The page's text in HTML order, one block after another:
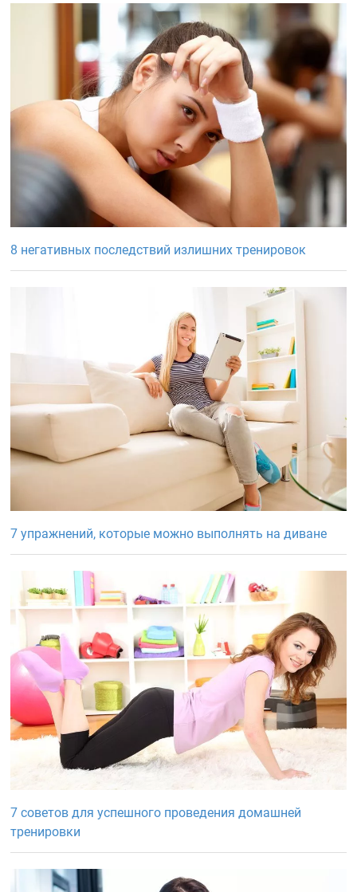
8 негативных последствий излишних тренировок
7 упражнений, которые можно выполнять на диване
7 советов для успешного проведения домашней
тренировки